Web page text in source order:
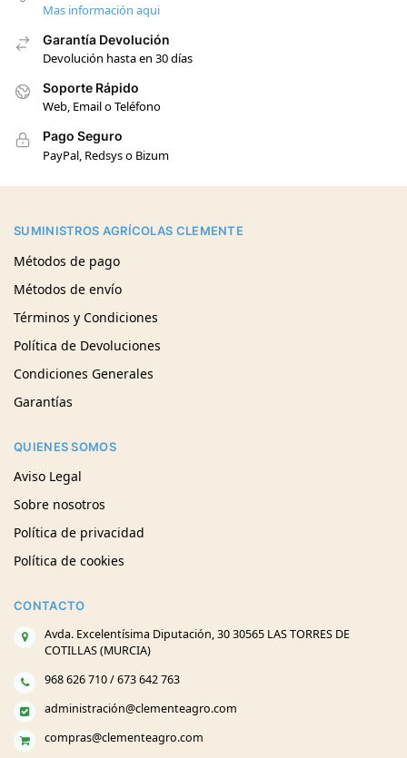
Mas información aqui
Garantía Devolución
Devolución hasta en 30 días
Soporte Rápido
Web, Email o Teléfono
Pago Seguro
PayPal, Redsys o Bizum
SUMINISTROS AGRÍCOLAS CLEMENTE
Métodos de pago
Métodos de envío
Términos y Condiciones
Política de Devoluciones
Condiciones Generales
Garantías
QUIENES SOMOS
Aviso Legal
Sobre nosotros
Política de privacidad
Política de cookies
CONTACTO
Avda. Excelentísima Diputación, 30 30565 LAS TORRES DE
COTILLAS (MURCIA)
968 626 710 / 673 642 763
administración@clementeagro.com
compras@clementeagro.com